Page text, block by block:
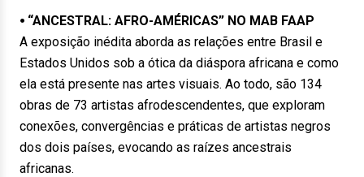
⦁ “ANCESTRAL: AFRO-AMÉRICAS” NO MAB FAAP
A exposição inédita aborda as relações entre Brasil e
Estados Unidos sob a ótica da diáspora africana e como
ela está presente nas artes visuais. Ao todo, são 134
obras de 73 artistas afrodescendentes, que exploram
conexões, convergências e práticas de artistas negros
dos dois países, evocando as raízes ancestrais
africanas.